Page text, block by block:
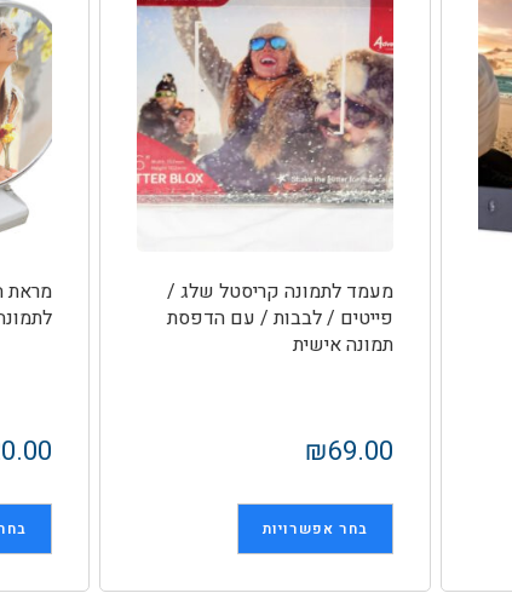
מעמד לתמונה קריסטל שלג /
פייטים / לבבות / עם הדפסת
תמונה אישית
₪69.00
בחר אפשרויות
מראת